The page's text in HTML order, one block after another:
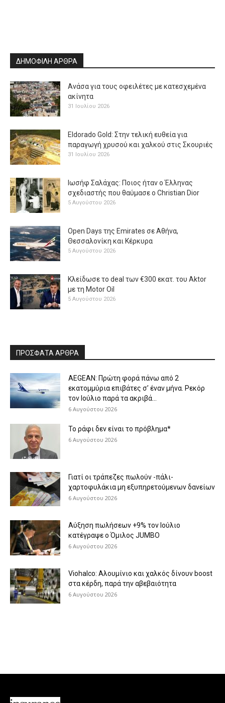
ΔΗΜΟΦΙΛΗ ΑΡΘΡΑ
Ανάσα για τους οφειλέτες με κατεσχεμένα
ακίνητα
31 Ιουλίου 2026
Eldorado Gold: Στην τελική ευθεία για
παραγωγή χρυσού και χαλκού στις Σκουριές
31 Ιουλίου 2026
Ιωσήφ Σαλάχας: Ποιος ήταν ο Έλληνας
σχεδιαστής που θαύμασε ο Christian Dior
5 Αυγούστου 2026
Open Days της Emirates σε Αθήνα,
Θεσσαλονίκη και Κέρκυρα
5 Αυγούστου 2026
Κλείδωσε το deal των €300 εκατ. του Aktor
με τη Μotor Oil
5 Αυγούστου 2026
ΠΡΟΣΦΑΤΑ ΑΡΘΡΑ
AEGEAN: Πρώτη φορά πάνω από 2
εκατομμύρια επιβάτες σ’ έναν μήνα. Ρεκόρ
τον Ιούλιο παρά τα ακριβά...
6 Αυγούστου 2026
Το ράφι δεν είναι το πρόβλημα*
6 Αυγούστου 2026
Γιατί οι τράπεζες πωλούν -πάλι-
χαρτοφυλάκια μη εξυπηρετούμενων δανείων
6 Αυγούστου 2026
Aύξηση πωλήσεων +9% τον Ιούλιο
κατέγραψε ο Όμιλος JUMBO
6 Αυγούστου 2026
Viohalco: Aλουμίνιο και χαλκός δίνουν boost
στα κέρδη, παρά την αβεβαιότητα
6 Αυγούστου 2026